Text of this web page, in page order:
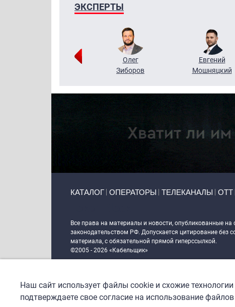
ЭКСПЕРТЫ
Олег
Зиборов
Евгений
Мошняцкий
КАТАЛОГ ОПЕРАТОРЫ ТЕЛЕКАНАЛЫ ОТТ
Все права на материалы и новости, опубликованные на
законодательством РФ. Допускается цитирование без
материала, с обязательной прямой гиперссылкой.
©2005 - 2026 «Кабельщик»
DrupalCoder — поддержка сайта c 2017 года
Наш сайт использует файлы cookie и схожие
подтверждаете свое согласие на использование